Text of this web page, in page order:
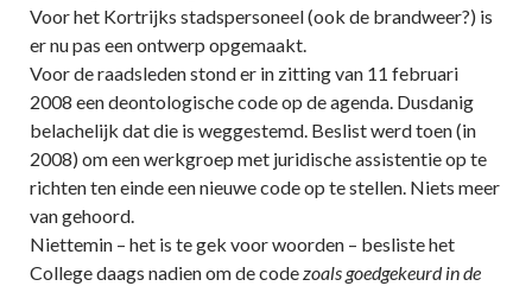
Voor het Kortrijks stadspersoneel (ook de brandweer?) is
er nu pas een ontwerp opgemaakt.
Voor de raadsleden stond er in zitting van 11 februari
2008 een deontologische code op de agenda. Dusdanig
belachelijk dat die is weggestemd. Beslist werd toen (in
2008) om een werkgroep met juridische assistentie op te
richten ten einde een nieuwe code op te stellen. Niets meer
van gehoord.
Niettemin – het is te gek voor woorden – besliste het
College daags nadien om de codezoals goedgekeurd in de